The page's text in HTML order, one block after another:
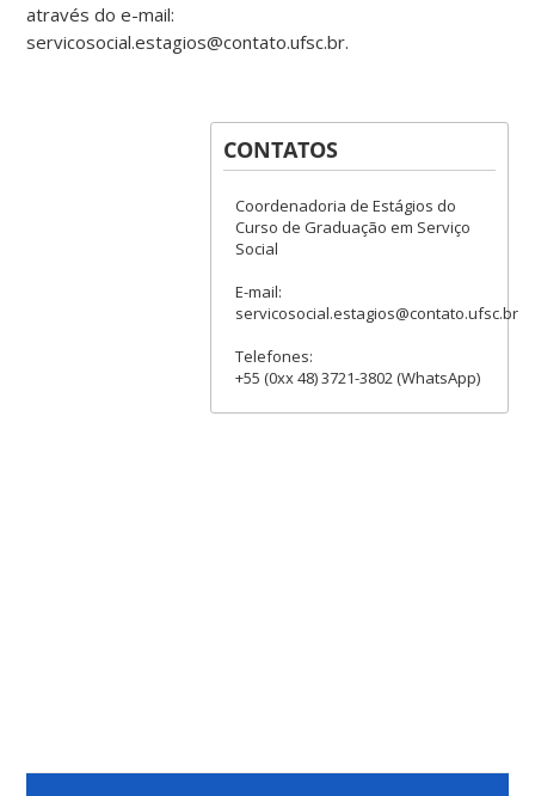
através do e-mail:
servicosocial.estagios@contato.ufsc.br.
CONTATOS
Coordenadoria de Estágios do
Curso de Graduação em Serviço
Social
E-mail:
servicosocial.estagios@contato.ufsc.br
Telefones:
+55 (0xx 48) 3721-3802 (WhatsApp)